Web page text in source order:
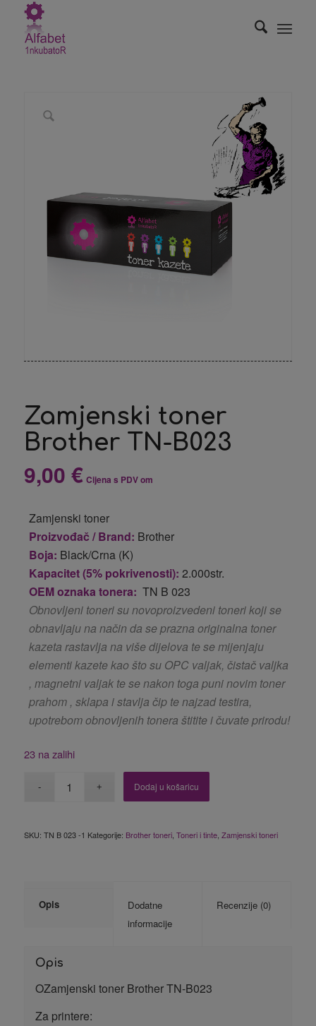
Zamjenski toner
Brother TN-B023
9,00 € Cijena s PDV om
Zamjenski toner
Proizvođač / Brand: Brother
Boja: Black/Crna (K)
Kapacitet (5% pokrivenosti): 2.000str.
OEM oznaka tonera: TN B 023
Obnovljeni toneri su novoproizvedeni toneri koji se
obnavljaju na način da se prazna originalna toner
kazeta rastavlja na više dijelova te se mijenjaju
elementi kazete kao što su OPC valjak, čistač valjka
, magnetni valjak te se nakon toga puni novim toner
prahom , sklapa i stavlja čip te najzad testira,
upotrebom obnovljenih tonera štitite i čuvate prirodu!
23 na zalihi
Dodaj u košaricu
SKU: TN B 023 -1 Kategorije: Brother toneri, Toneri i tinte, Zamjenski toneri
Opis
Dodatne
informacije
Recenzije (0)
Opis
OZamjenski toner Brother TN-B023
Za printere: